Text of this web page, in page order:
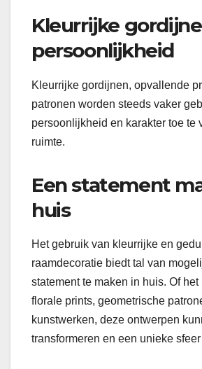
Kleurrijke
persoonlijkheid
Kleurrijke gordijnen, opvallende
patronen worden steeds vaker
persoonlijkheid en karakter toe te
ruimte.
Een statement
huis
Het gebruik van kleurrijke en
raamdecoratie biedt tal van
statement te maken in huis. Of het
florale prints, geometrische
kunstwerken, deze ontwerpen
transformeren en een unieke